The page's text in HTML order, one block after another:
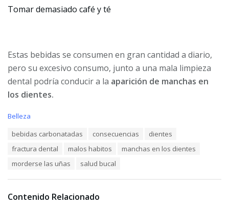
Tomar demasiado café y té
Estas bebidas se consumen en gran cantidad a diario,
pero su excesivo consumo, junto a una mala limpieza
dental podría conducir a la aparición de manchas en
los dientes.
C
s
Belleza
bebidas carbonatadas consecuencias
dientes
fractura dental
malos habitos
manchas en los dientes
morderse las uñas
salud bucal
Contenido Relacionado